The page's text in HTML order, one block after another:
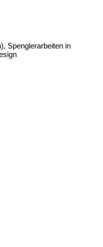
Spenglerarbeiten in